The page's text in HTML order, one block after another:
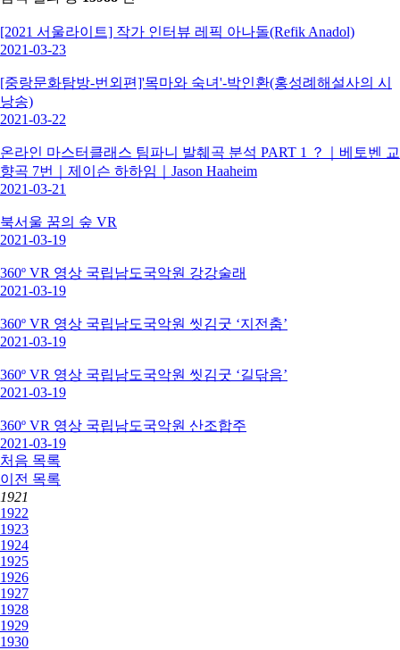
[2021 서울라이트] 작가 인터뷰 레픽 아나돌(Refik Anadol)
2021-03-23
[중랑문화탐방-번외편]'목마와 숙녀'-박인환(홍성례해설사의 시
낭송)
2021-03-22
온라인 마스터클래스 팀파니 발췌곡 분석 PART 1 ？｜베토벤 교
향곡 7번｜제이슨 하하임｜Jason Haaheim
2021-03-21
북서울 꿈의 숲 VR
2021-03-19
360º VR 영상 국립남도국악원 강강술래
2021-03-19
360º VR 영상 국립남도국악원 씻김굿 ‘지전춤’
2021-03-19
360º VR 영상 국립남도국악원 씻김굿 ‘길닦음’
2021-03-19
360º VR 영상 국립남도국악원 산조합주
2021-03-19
처음 목록
이전 목록
1921
1922
1923
1924
1925
1926
1927
1928
1929
1930